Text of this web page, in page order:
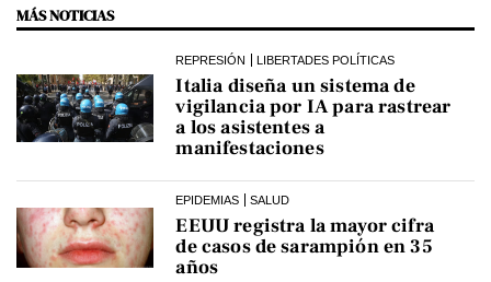
MÁS NOTICIAS
REPRESIÓN LIBERTADES POLÍTICAS
Italia diseña un sistema de
vigilancia por IA para rastrear
a los asistentes a
manifestaciones
EPIDEMIAS SALUD
EEUU registra la mayor cifra
de casos de sarampión en 35
años